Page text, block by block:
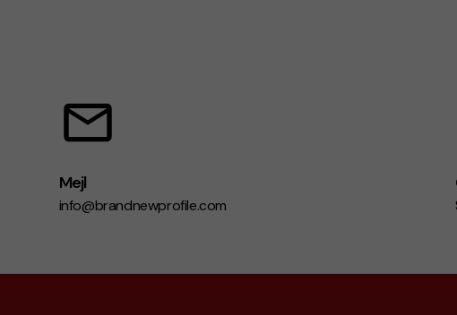
Mejl
info@brandnewprofile.com